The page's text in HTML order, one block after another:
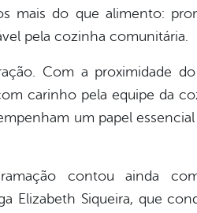
mais do que alimento:
pela cozinha comunitária.
Com a proximidade do
carinho pela equipe da
um papel
contou ainda
Elizabeth Siqueira, que